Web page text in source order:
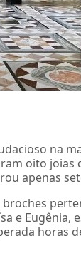
na
oito joias
apenas
e Eugênia,
horas